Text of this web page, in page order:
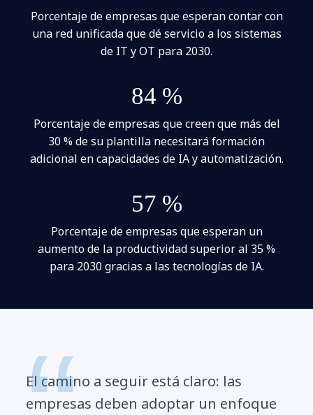
Porcentaje de empresas que esperan contar con
una red unificada que dé servicio a los sistemas
de IT y OT para 2030.
84 %
Porcentaje de empresas que creen que más del
30 % de su plantilla necesitará formación
adicional en capacidades de IA y automatización.
57 %
Porcentaje de empresas que esperan un
aumento de la productividad superior al 35 %
para 2030 gracias a las tecnologías de IA.
El camino a seguir está claro: las
empresas deben adoptar un enfoque